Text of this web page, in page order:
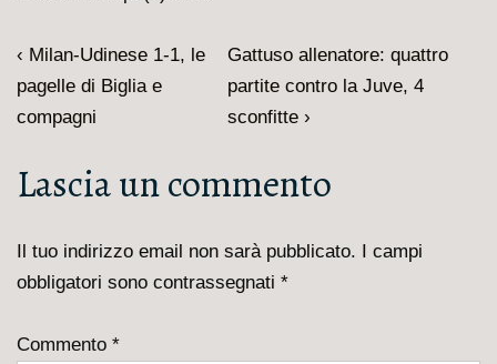
Navigazione
articoli
L'articolo
precedente
è
‹ Milan-Udinese 1-1, le
pagelle di Biglia e
compagni
Il
prossimo
articolo
Gattuso allenatore: quattro
partite contro la Juve, 4
sconfitte ›
Lascia un commento
Il tuo indirizzo email non sarà pubblicato. I campi
obbligatori sono contrassegnati *
Commento *